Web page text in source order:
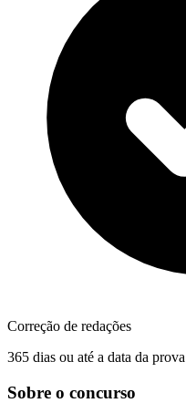
Correção de redações
365 dias ou até a data da prova
Sobre o concurso